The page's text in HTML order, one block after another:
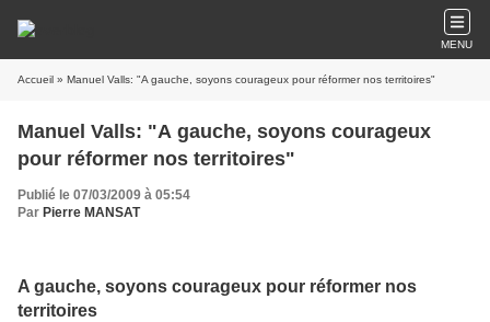
MENU
Accueil » Manuel Valls: "A gauche, soyons courageux pour réformer nos territoires"
Manuel Valls: "A gauche, soyons courageux
pour réformer nos territoires"
Publié le 07/03/2009 à 05:54
Par Pierre MANSAT
A gauche, soyons courageux pour réformer nos
territoires